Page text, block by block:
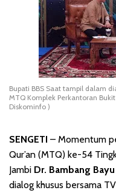
Bupati BBS Saat tampil dalam
MTQ Komplek Perkantoran
Diskominfo )
SENGETI – Momentum
Qur’an (MTQ) ke-54
Jambi Dr. Bambang
dialog khusus bersama